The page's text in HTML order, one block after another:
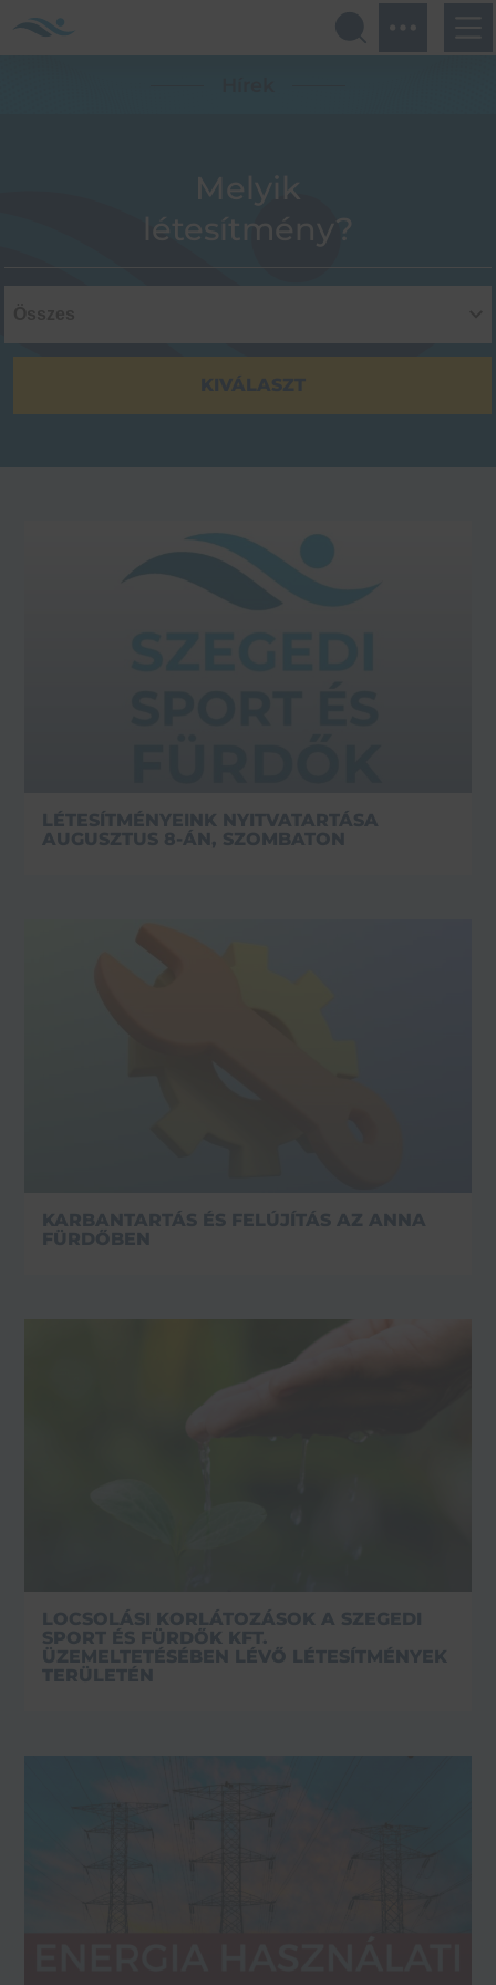
Melyik
létesítmény?
LÉTESÍTMÉNYEINK NYITVATARTÁSA
AUGUSZTUS 8-ÁN, SZOMBATON
KARBANTARTÁS ÉS FELÚJÍTÁS AZ ANNA
FÜRDŐBEN
LOCSOLÁSI KORLÁTOZÁSOK A SZEGEDI
SPORT ÉS FÜRDŐK KFT.
ÜZEMELTETÉSÉBEN LÉVŐ LÉTESÍTMÉNYEK
TERÜLETÉN